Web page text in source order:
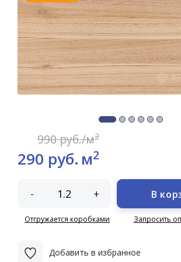
990 руб./м2
290 руб. м2
- +
Отгружается коробками
В
Запросить
Добавить в избранное